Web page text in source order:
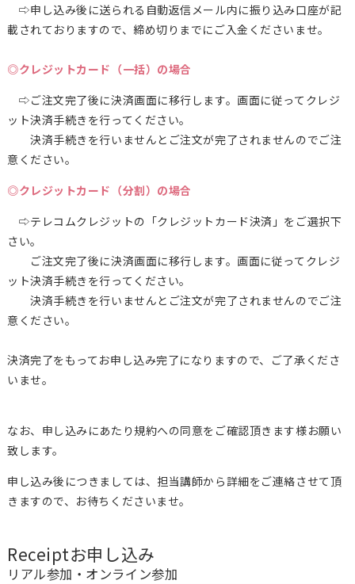
⇨申し込み後に送られる自動返信メール内に振り込み口座が記
載されておりますので、締め切りまでにご入金くださいませ。
◎クレジットカード（一括）の場合
⇨ご注文完了後に決済画面に移行します。画面に従ってクレジ
ット決済手続きを行ってください。
決済手続きを行いませんとご注文が完了されませんのでご注
意ください。
◎クレジットカード（分割）の場合
⇨テレコムクレジットの「クレジットカード決済」をご選択下
さい。
ご注文完了後に決済画面に移行します。画面に従ってクレジ
ット決済手続きを行ってください。
決済手続きを行いませんとご注文が完了されませんのでご注
意ください。
決済完了をもってお申し込み完了になりますので、ご了承くださ
いませ。
なお、申し込みにあたり規約への同意をご確認頂きます様お願い
致します。
申し込み後につきましては、担当講師から詳細をご連絡させて頂
きますので、お待ちくださいませ。
Receiptお申し込み
リアル参加・オンライン参加